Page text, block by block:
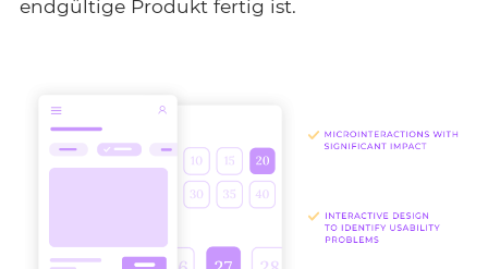
endgültige Produkt fertig ist.